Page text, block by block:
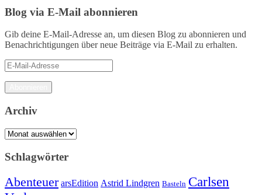
Blog via E-Mail abonnieren
Gib deine E-Mail-Adresse an, um diesen Blog zu abonnieren und
Benachrichtigungen über neue Beiträge via E-Mail zu erhalten.
E-
Mail-
Adresse
Archiv
Archiv
Schlagwörter
Abenteuer arsEdition Astrid Lindgren Basteln Carlsen